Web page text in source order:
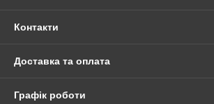
Контакти
Доставка та оплата
Графік роботи